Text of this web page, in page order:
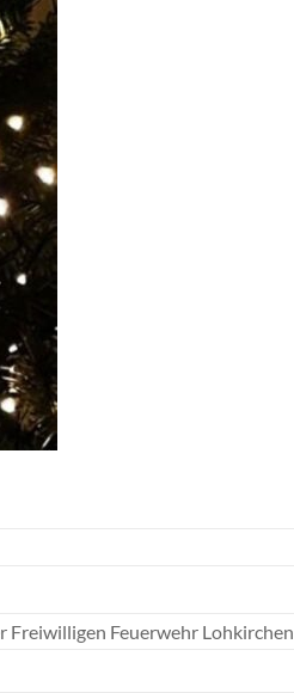
Freiwilligen Feuerwehr Lohkirchen